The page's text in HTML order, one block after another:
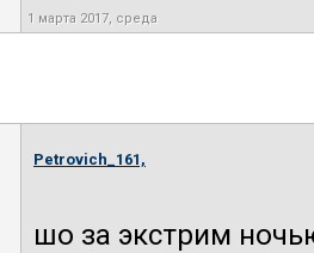
1 марта 2017, среда
Petrovich_161,
шо за экстрим